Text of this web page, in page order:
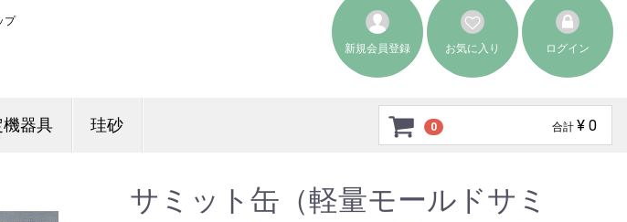
プ
新規会員登録 お気に入り ログイン
器具 珪砂 0 合計 ¥ 0
サミット缶（軽量モールドサミ